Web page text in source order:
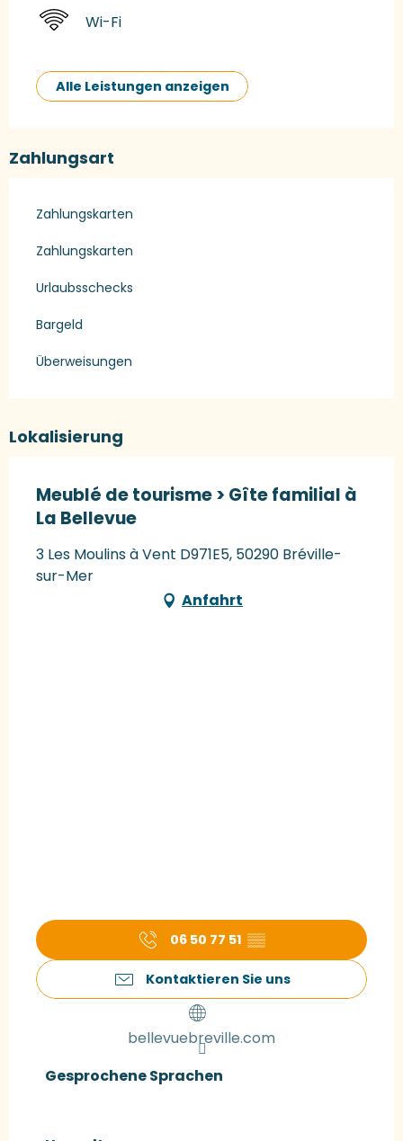
Wi-Fi
Alle Leistungen anzeigen
Zahlungsart
Zahlungskarten
Zahlungskarten
Urlaubsschecks
Bargeld
Überweisungen
Lokalisierung
Meublé de tourisme > Gîte familial à
La Bellevue
3 Les Moulins à Vent D971E5, 50290 Bréville-
sur-Mer
Anfahrt
06 50 77 51 ▒▒
Kontaktieren Sie uns
bellevuebreville.com
Gesprochene Sprachen
Gesprochene Sprachen